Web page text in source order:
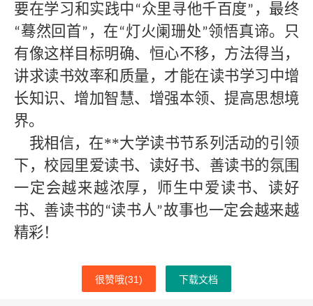
要在学习和实践中“众里寻他千百度” ，最终
“蓦然回首” ，在“灯火阑珊处”领悟真谛。只
有像这样目标明确、恒心不移，方法得当，
讲求读书效率和质量，才能在读书学习中增
长知识、增加智慧、增强本领、提高思想境
界。
我相信，在**大学读书节系列活动的引领
下，校园里爱读书、读好书、善读书的氛围
一定会越来越浓厚，师生中爱读书、读好
书、善读书的“读书人”故事也一定会越来越
精彩！
很赞哦(31) 下载文档